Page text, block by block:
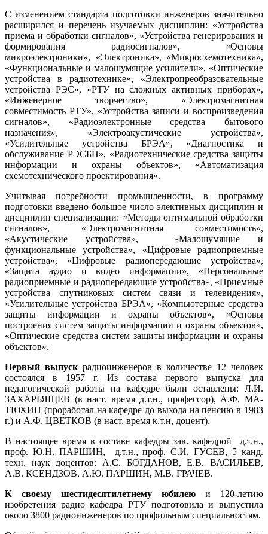
С изменением стандарта подготовки инженеров значительно
расширился и перечень изучаемых дисциплин: «Устройства
приема и обработки сигналов», «Устройства генерирования и
формирования радиосигналов», «Основы
микроэлектроники», «Электроника», «Микросхемотехника»,
«Функциональные и малошумящие усилители», «Оптические
устройства в радиотехнике», «Электропреобразовательные
устройства РЭС», «РТУ на сложных активных приборах»,
«Инженерное творчество», «Электромагнитная
совместимость РТУ», «Устройства записи и воспроизведения
сигналов», «Радиоэлектронные средства бытового
назначения», «Электроакустические устройства»,
«Усилительные устройства БРЭА», «Диагностика и
обслуживание РЭСБН», «Радиотехнические средства защиты
информации и охраны объектов», «Автоматизация
схемотехнического проектирования».
Учитывая потребности промышленности, в программу
подготовки введено большое число элективных дисциплин и
дисциплин специализации: «Методы оптимальной обработки
сигналов», «Электромагнитная совместимость»,
«Акустические устройства», «Малошумящие и
функциональные устройства», «Цифровые радиоприемные
устройства», «Цифровые радиопередающие устройства»,
«Защита аудио и видео информации», «Персональные
радиоприемные и радиопередающие устройства», «Приемные
устройства спутниковых систем связи и телевидения»,
«Усилительные устройства БРЭА», «Компьютерные средства
защиты информации и охраны объектов», «Основы
построения систем защиты информации и охраны объектов»,
«Оптические средства систем защиты информации и охраны
объектов».
Первый выпуск радиоинженеров в количестве 12 человек
состоялся в 1957 г. Из состава первого выпуска для
педагогической работы на кафедре были оставлены: Л.И.
ЗАХАРЬЯЩЕВ (в наст. время д.т.н., профессор), А.Ф. МА­
ТЮХИН (проработал на кафедре до выхода на пенсию в 1983
г.) и А.Ф. ЦВЕТКОВ (в наст. время к.т.н, доцент).
В настоящее время в составе кафедры зав. кафедрой д.т.н.,
проф. Ю.Н. ПАРШИН, д.т.н., проф.С.И. ГУСЕВ, 5 канд.
техн. наук доцентов: А.С. БОГДАНОВ, Е.В. ВАСИЛЬЕВ,
А.В. КСЕНДЗОВ, А.Ю. ПАРШИН, М.В. ГРАЧЕВ.
К своему шестидесятилетнему юбилею и 120-летию
изобретения радио кафедра РТУ подготовила и выпустила
около 3800 радиоинженеров по профильным специальностям.